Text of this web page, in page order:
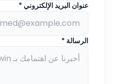
عنوان البريد الإلكتروني *
الرسالة *